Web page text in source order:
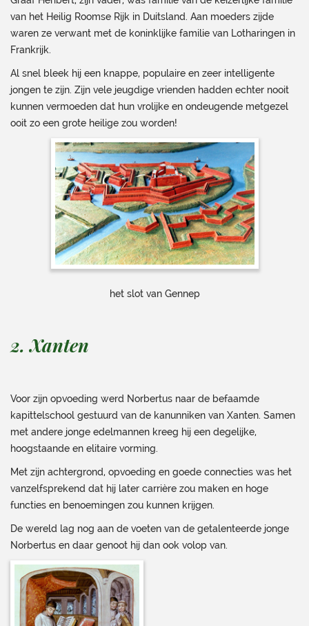
van het Heilig Roomse Rijk in Duitsland. Aan moeders zijde
waren ze verwant met de koninklijke familie van Lotharingen in
Frankrijk.
Al snel bleek hij een knappe, populaire en zeer intelligente
jongen te zijn. Zijn vele jeugdige vrienden hadden echter nooit
kunnen vermoeden dat hun vrolijke en ondeugende metgezel
ooit zo een grote heilige zou worden!
het slot van Gennep
2. Xanten
Voor zijn opvoeding werd Norbertus naar de befaamde
kapittelschool gestuurd van de kanunniken van Xanten. Samen
met andere jonge edelmannen kreeg hij een degelijke,
hoogstaande en elitaire vorming.
Met zijn achtergrond, opvoeding en goede connecties was het
vanzelfsprekend dat hij later carrière zou maken en hoge
functies en benoemingen zou kunnen krijgen.
De wereld lag nog aan de voeten van de getalenteerde jonge
Norbertus en daar genoot hij dan ook volop van.